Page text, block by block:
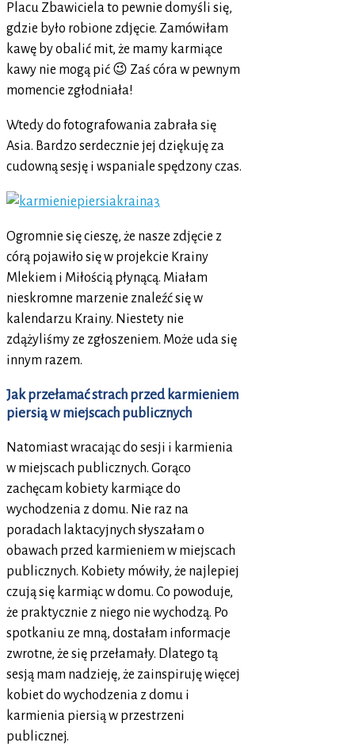
Placu Zbawiciela to pewnie domyśli się,
gdzie było robione zdjęcie. Zamówiłam
kawę by obalić mit, że mamy karmiące
kawy nie mogą pić 😉 Zaś córa w pewnym
momencie zgłodniała!
Wtedy do fotografowania zabrała się
Asia. Bardzo serdecznie jej dziękuję za
cudowną sesję i wspaniale spędzony czas.
Ogromnie się cieszę, że nasze zdjęcie z
córą pojawiło się w projekcie Krainy
Mlekiem i Miłością płynącą. Miałam
nieskromne marzenie znaleźć się w
kalendarzu Krainy. Niestety nie
zdążyliśmy ze zgłoszeniem. Może uda się
innym razem.
Jak przełamać strach przed karmieniem
piersią w miejscach publicznych
Natomiast wracając do sesji i karmienia
w miejscach publicznych. Gorąco
zachęcam kobiety karmiące do
wychodzenia z domu. Nie raz na
poradach laktacyjnych słyszałam o
obawach przed karmieniem w miejscach
publicznych. Kobiety mówiły, że najlepiej
czują się karmiąc w domu. Co powoduje,
że praktycznie z niego nie wychodzą. Po
spotkaniu ze mną, dostałam informacje
zwrotne, że się przełamały. Dlatego tą
sesją mam nadzieję, że zainspiruję więcej
kobiet do wychodzenia z domu i
karmienia piersią w przestrzeni
publicznej.